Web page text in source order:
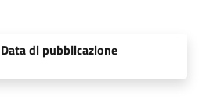
Data di pubblicazione